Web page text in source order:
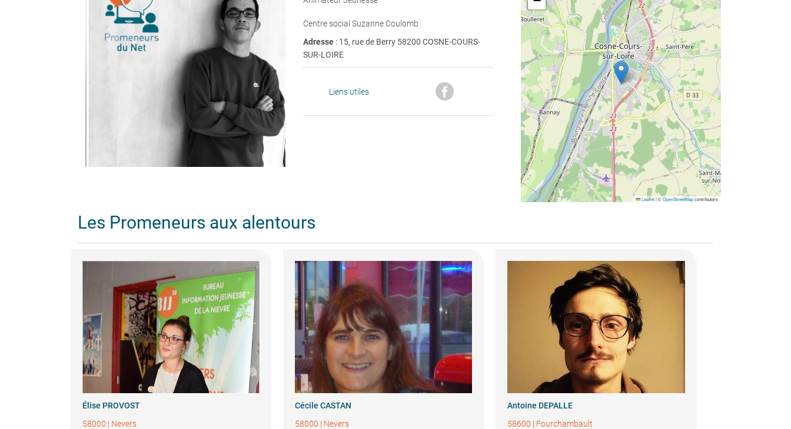
Centre social Suzanne Coulomb
Adresse : 15, rue de Berry 58200 COSNE-COURS-
SUR-LOIRE
Liens utiles
Leaflet |©OpenStreetMapcontributors
Les Promeneurs aux alentours
Élise PROVOST
58000 | Nevers
Cécile CASTAN
58000 | Nevers
Antoine DEPALLE
58600 | Fourchambault